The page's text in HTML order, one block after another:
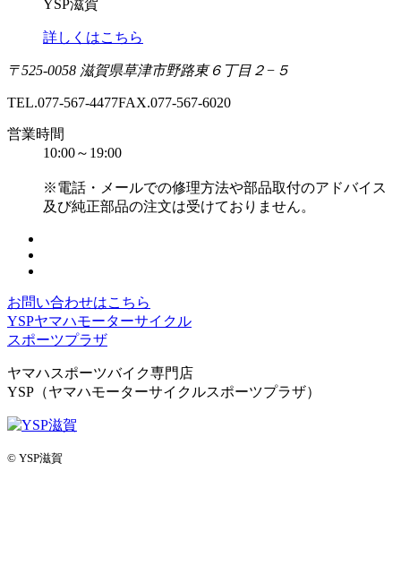
YSP滋賀
詳しくはこちら
〒525-0058 滋賀県草津市野路東６丁目２−５
TEL.077-567-4477FAX.077-567-6020
営業時間
10:00～19:00
※電話・メールでの修理方法や部品取付のアドバイス
及び純正部品の注文は受けておりません。
お問い合わせはこちら
YSPヤマハモーターサイクル
スポーツプラザ
ヤマハスポーツバイク専門店
YSP（ヤマハモーターサイクルスポーツプラザ）
© YSP滋賀